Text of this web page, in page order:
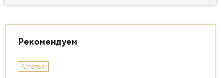
Рекомендуем
Статья